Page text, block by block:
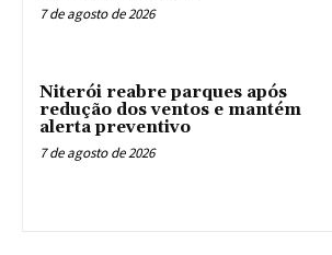
7 de agosto de 2026
Niterói reabre parques após
redução dos ventos e mantém
alerta preventivo
7 de agosto de 2026